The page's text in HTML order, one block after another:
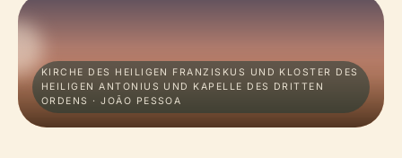
KIRCHE DES HEILIGEN FRANZISKUS UND KLOSTER DES
HEILIGEN ANTONIUS UND KAPELLE DES DRITTEN
ORDENS · JOÃO PESSOA